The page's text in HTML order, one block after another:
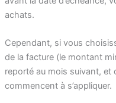
achats.
Cependant, si vous
de la facture (le montant
reporté au mois suivant, et
commencent à s’appliquer.